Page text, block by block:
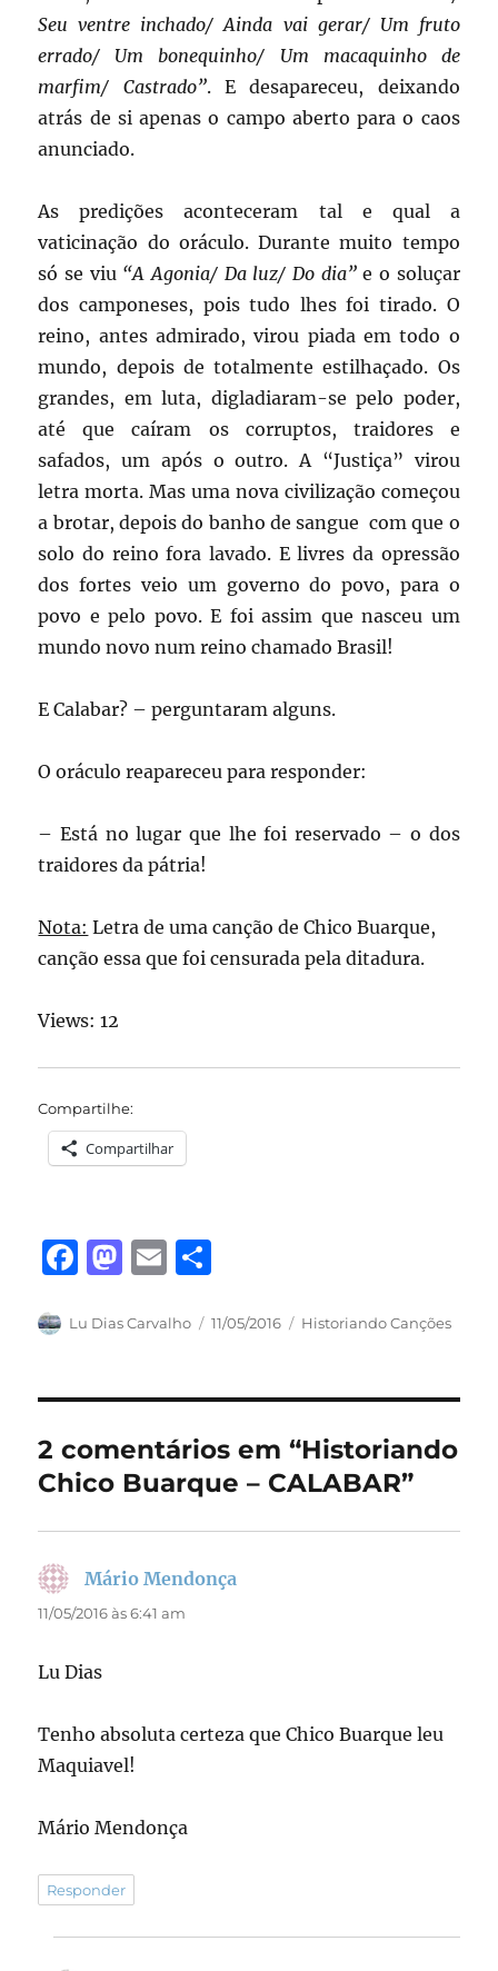
Seu ventre inchado/ Ainda vai gerar/ Um fruto
errado/ Um bonequinho/ Um macaquinho de
marfim/ Castrado”. E desapareceu, deixando
atrás de si apenas o campo aberto para o caos
anunciado.
As predições aconteceram tal e qual a
vaticinação do oráculo. Durante muito tempo
só se viu “A Agonia/ Da luz/ Do dia”e o soluçar
dos camponeses, pois tudo lhes foi tirado. O
reino, antes admirado, virou piada em todo o
mundo, depois de totalmente estilhaçado. Os
grandes, em luta, digladiaram-se pelo poder,
até que caíram os corruptos, traidores e
safados, um após o outro. A “Justiça” virou
letra morta. Mas uma nova civilização começou
a brotar, depois do banho de sangue com que o
solo do reino fora lavado. E livres da opressão
dos fortes veio um governo do povo, para o
povo e pelo povo. E foi assim que nasceu um
mundo novo num reino chamado Brasil!
E Calabar? – perguntaram alguns.
O oráculo reapareceu para responder:
– Está no lugar que lhe foi reservado – o dos
traidores da pátria!
Nota: Letra de uma canção de Chico Buarque,
canção essa que foi censurada pela ditadura.
Views: 12
Compartilhe:
Compartilhar
F
c
b
o
o
k
M
st
d
o
n
E
ai a
Autor
Lu Dias Carvalho
Publicado
11/05/2016 Categorias
Historiando Canções
2 comentários em “Historiando
Chico Buarque – CALABAR”
Mário Mendonça
11/05/2016 às 6:41 am
Lu Dias
Tenho absoluta certeza que Chico Buarque leu
Maquiavel!
Mário Mendonça
Responder